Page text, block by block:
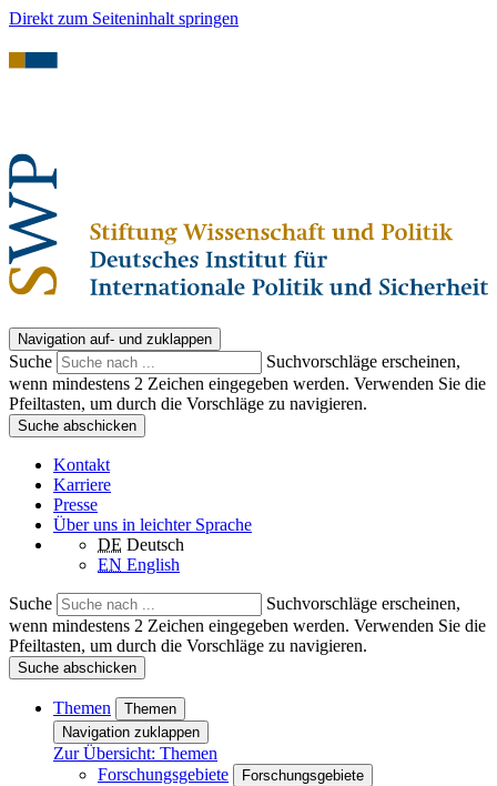
Direkt zum Seiteninhalt springen
Navigation auf- und zuklappen
Suche
Suchvorschläge erscheinen,
wenn mindestens 2 Zeichen eingegeben werden. Verwenden Sie die
Pfeiltasten, um durch die Vorschläge zu navigieren.
Suche abschicken
Kontakt
Karriere
Presse
Über uns in leichter Sprache
DE Deutsch
EN English
Suche
Suchvorschläge erscheinen,
wenn mindestens 2 Zeichen eingegeben werden. Verwenden Sie die
Pfeiltasten, um durch die Vorschläge zu navigieren.
Suche abschicken
Themen
Themen
Navigation zuklappen
Zur Übersicht: Themen
Forschungsgebiete
Forschungsgebiete